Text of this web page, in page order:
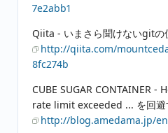
7e2abb1
Qiita - いまさら聞けないgitの
http://qiita.com/
8fc274b
CUBE SUGAR CONTAINER
rate limit exceeded ... を回避
http://blog.amedama.jp/